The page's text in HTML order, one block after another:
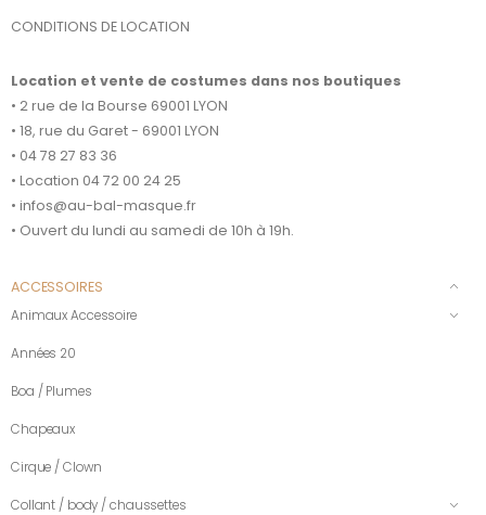
CONDITIONS DE LOCATION
Location et vente de costumes dans nos boutiques
• 2 rue de la Bourse 69001 LYON
• 18, rue du Garet - 69001 LYON
• 04 78 27 83 36
• Location 04 72 00 24 25
• infos@au-bal-masque.fr
• Ouvert du lundi au samedi de 10h à 19h.
ACCESSOIRES
Animaux Accessoire
Années 20
Boa / Plumes
Chapeaux
Cirque / Clown
Collant / body / chaussettes